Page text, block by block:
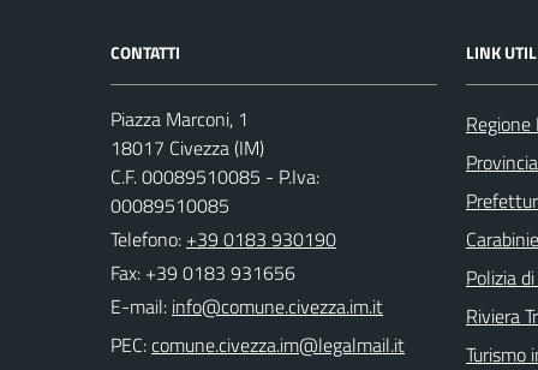
CONTATTI
Piazza Marconi, 1
18017 Civezza (IM)
C.F. 00089510085 - P.Iva:
00089510085
Telefono: +39 0183 930190
Fax: +39 0183 931656
E-mail:
PEC:
LINK
Regione
Polizia
Riviera
Turismo